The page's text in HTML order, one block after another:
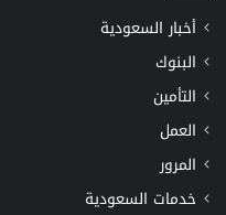
أخبار السعودية
البنوك
التأمين
العمل
المرور
خدمات السعودية